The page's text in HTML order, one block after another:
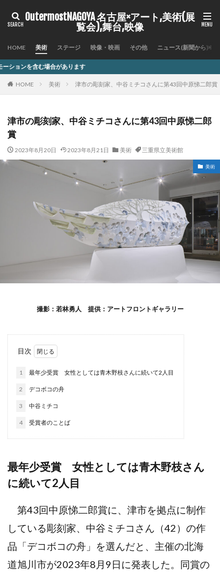
OutermostNAGOYA 名古屋×アート,美術(展
覧会),舞台,映像
HOME 美術 ステージ 映像・映画 その他 ニュース(新聞から)
ります
HOME 美術 津市の彫刻家、中谷ミチコさんに第43回中原悌二郎賞
津市の彫刻家、中谷ミチコさんに第43回中原悌二郎
賞
2023年8月20日 2023年8月21日 美術 三重県立美術館
美術
撮影：若林勇人 提供：アートフロントギャラリー
目次
1 最年少受賞 女性としては青木野枝さんに続いて2人目
2 デコボコの舟
3 中谷ミチコ
4 受賞者のことば
最年少受賞 女性としては青木野枝さん
に続いて2人目
第43回中原悌二郎賞に、津市を拠点に制作
している彫刻家、中谷ミチコさん（42）の作
品「デコボコの舟」を選んだと、主催の北海
道旭川市が2023年8月9日に発表した。同賞の